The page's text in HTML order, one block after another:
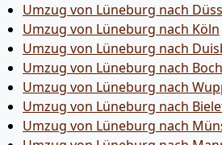
Umzug von Lüneburg nach
Umzug von Lüneburg nach Köln
Umzug von Lüneburg nach
Umzug von Lüneburg nach
Umzug von Lüneburg nach
Umzug von Lüneburg nach
Umzug von Lüneburg nach